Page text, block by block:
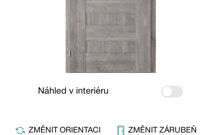
Náhled v interiéru Use setting
ZMĚNIT ORIENTACI ZMĚNIT ZÁRUBEŇ